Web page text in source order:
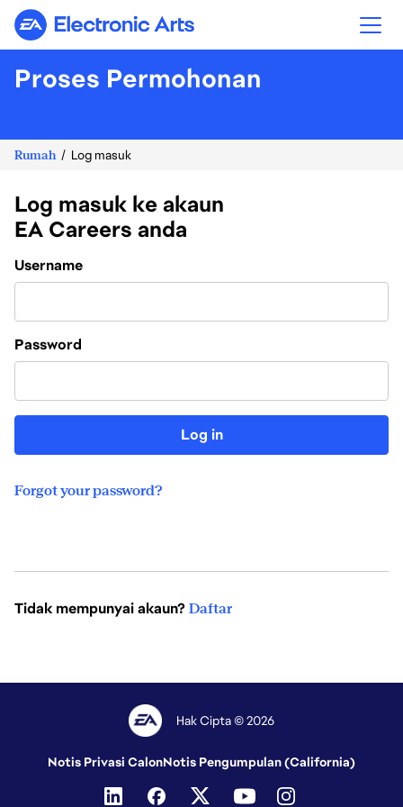
Electronic Arts
Proses Permohonan
Rumah Log masuk
Log masuk ke akaun
EA Careers anda
Login
Username
Password
Log in
Forgot your password?
Tidak mempunyai akaun? Daftar
Hak Cipta © 2026
Notis Privasi CalonNotis Pengumpulan (California)